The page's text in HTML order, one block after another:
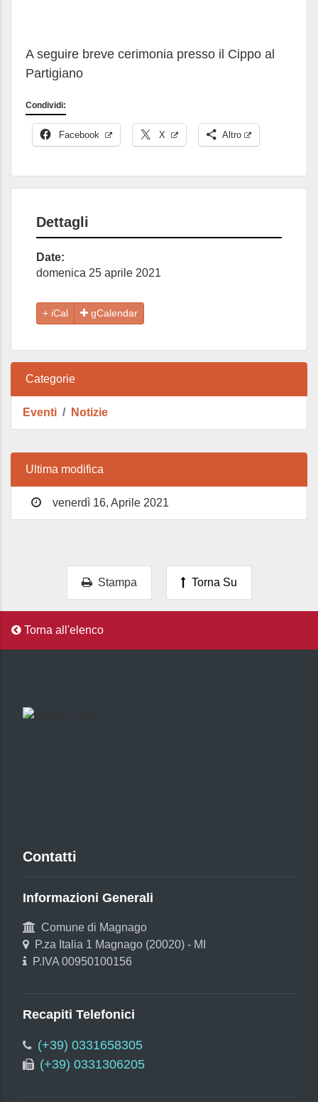
A seguire breve cerimonia presso il Cippo al
Partigiano
Condividi:
Facebook X Altro
Dettagli
Date:
domenica 25 aprile 2021
gCalendar
Categorie
Eventi Notizie
Ultima modifica
venerdì 16, Aprile 2021
Stampa Torna Su
Torna all'elenco
Contatti
Informazioni Generali
Comune di Magnago
P.za Italia 1 Magnago (20020) - MI
P.IVA 00950100156
Recapiti Telefonici
(+39) 0331658305
(+39) 0331306205